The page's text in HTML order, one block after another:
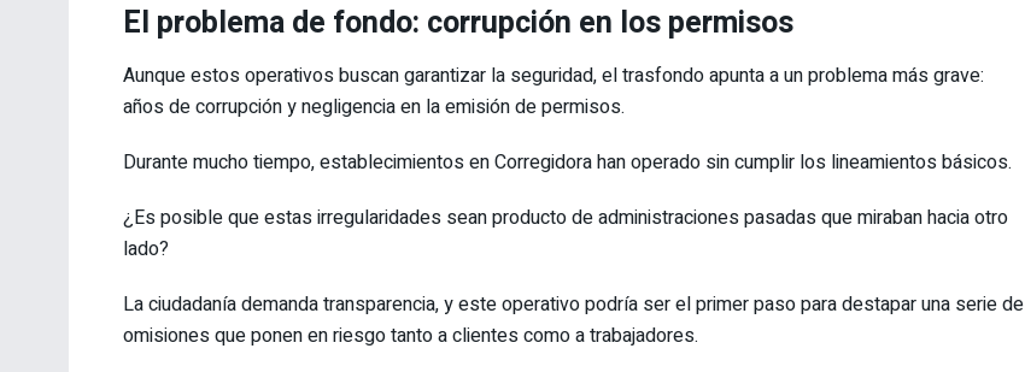
El problema de fondo: corrupción en los permisos
Aunque estos operativos buscan garantizar la seguridad, el trasfondo apunta a un problema más grave:
años de corrupción y negligencia en la emisión de permisos.
Durante mucho tiempo, establecimientos en Corregidora han operado sin cumplir los lineamientos básicos.
¿Es posible que estas irregularidades sean producto de administraciones pasadas que miraban hacia otro
lado?
La ciudadanía demanda transparencia, y este operativo podría ser el primer paso para destapar una serie de
omisiones que ponen en riesgo tanto a clientes como a trabajadores.